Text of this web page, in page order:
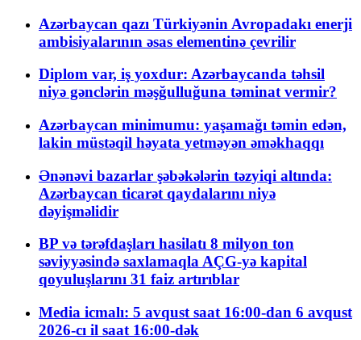
Azərbaycan qazı Türkiyənin Avropadakı enerji
ambisiyalarının əsas elementinə çevrilir
Diplom var, iş yoxdur: Azərbaycanda təhsil
niyə gənclərin məşğulluğuna təminat vermir?
Azərbaycan minimumu: yaşamağı təmin edən,
lakin müstəqil həyata yetməyən əməkhaqqı
Ənənəvi bazarlar şəbəkələrin təzyiqi altında:
Azərbaycan ticarət qaydalarını niyə
dəyişməlidir
BP və tərəfdaşları hasilatı 8 milyon ton
səviyyəsində saxlamaqla AÇG-yə kapital
qoyuluşlarını 31 faiz artırıblar
Media icmalı: 5 avqust saat 16:00-dan 6 avqust
2026-cı il saat 16:00-dək